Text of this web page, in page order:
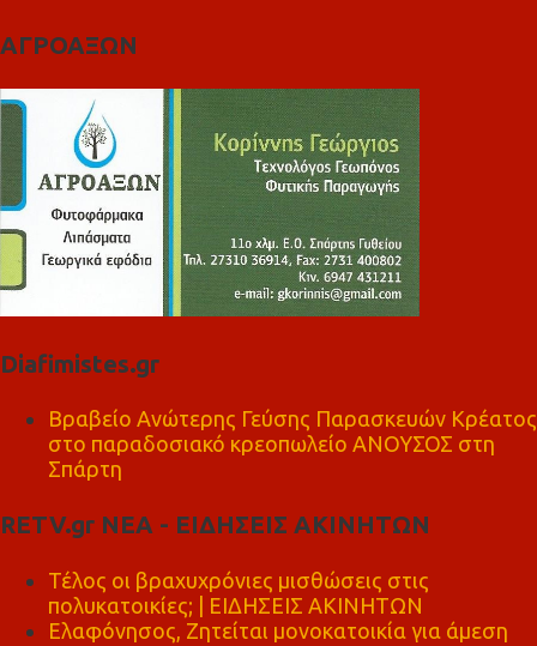
ΑΓΡΟΑΞΩΝ
Diafimistes.gr
Βραβείο Ανώτερης Γεύσης Παρασκευών Κρέατος
στο παραδοσιακό κρεοπωλείο ΑΝΟΥΣΟΣ στη
Σπάρτη
RETV.gr ΝΕΑ - ΕΙΔΗΣΕΙΣ ΑΚΙΝΗΤΩΝ
Τέλος οι βραχυχρόνιες μισθώσεις στις
πολυκατοικίες; | ΕΙΔΗΣΕΙΣ ΑΚΙΝΗΤΩΝ
Ελαφόνησος, Ζητείται μονοκατοικία για άμεση